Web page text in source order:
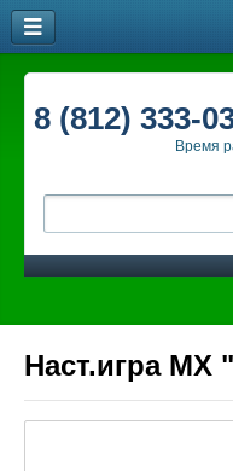
8 (812) 333-
Время
Наст.игра МХ